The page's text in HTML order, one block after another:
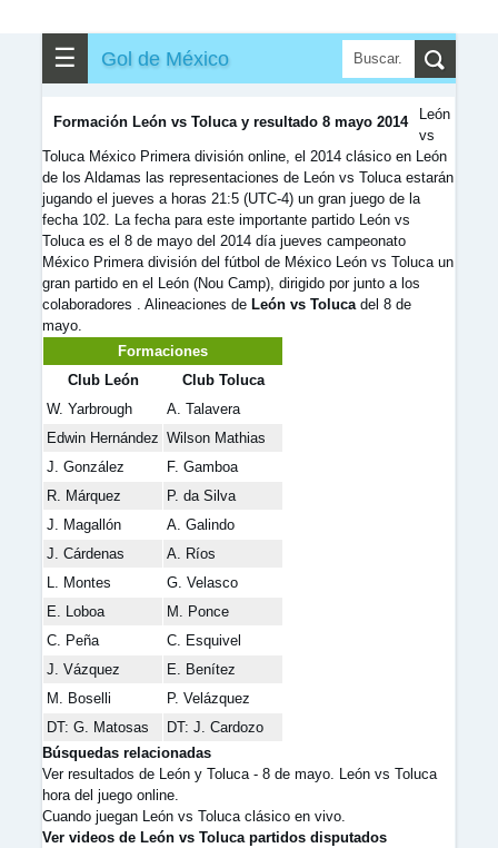
☰ Gol de México
Formación León vs Toluca y resultado 8 mayo 2014
León
vs
Toluca México Primera división online, el 2014 clásico en León
de los Aldamas las representaciones de León vs Toluca estarán
jugando el jueves a horas 21:5 (UTC-4) un gran juego de la
fecha 102. La fecha para este importante partido León vs
Toluca es el 8 de mayo del 2014 día jueves campeonato
México Primera división del fútbol de México León vs Toluca un
gran partido en el León (Nou Camp), dirigido por junto a los
colaboradores . Alineaciones de León vs Tolucadel 8 de
mayo.
Formaciones
Club León
Club Toluca
W. Yarbrough
A. Talavera
Edwin Hernández Wilson Mathias
J. González
F. Gamboa
R. Márquez
P. da Silva
J. Magallón
A. Galindo
J. Cárdenas
A. Ríos
L. Montes
G. Velasco
E. Loboa
M. Ponce
C. Peña
C. Esquivel
J. Vázquez
E. Benítez
M. Boselli
P. Velázquez
DT: G. Matosas
DT: J. Cardozo
Búsquedas relacionadas
Ver resultados de León y Toluca - 8 de mayo. León vs Toluca
hora del juego online.
Cuando juegan León vs Toluca clásico en vivo.
Ver videos de León vs Toluca partidos disputados
✎ Otros ▼